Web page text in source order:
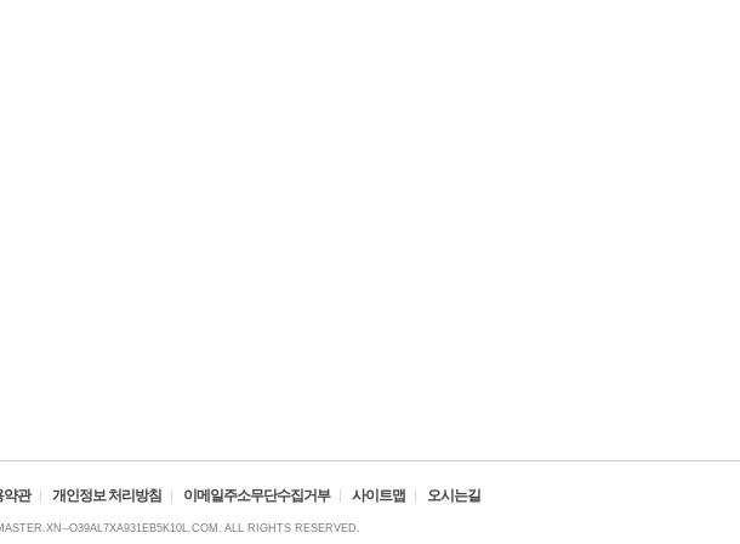
약관 개인정보 처리방침 이메일주소무단수집거부 사이트맵 오시는길
O39AL7XA931EB5K10L.COM. ALL RIGHTS RESERVED.